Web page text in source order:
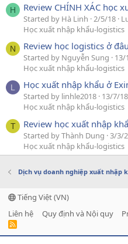
H Review CHÍNH XÁC học
Started by Hà Linh 2/5/18
Học xuất nhập khẩu-logistics
N Review học logistics ở
Started by Nguyễn Sung 13/
Học xuất nhập khẩu-logistics
L Học xuất nhập khẩu ở
Started by linhle2018 13/7/18
Học xuất nhập khẩu-logistics
T Review học xuất nhập
Started by Thành Dung 3/3/
Học xuất nhập khẩu-logistics
Dịch vụ doanh nghiệp xuất nhập
Tiếng Việt (VN)
Liên hệ
Quy định và Nội quy
R